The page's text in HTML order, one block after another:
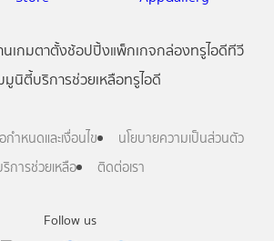
Follow us
นเกมตาตั้งช้อปปิ้งแพ็กเกจกล่องทรูไอดีทีวี
มูนิตี้บริการช่วยเหลือทรูไอดี
กำหนดและเงื่อนไข
นโยบายความเป็นส่วนตัว
การช่วยเหลือ
ติดต่อเรา